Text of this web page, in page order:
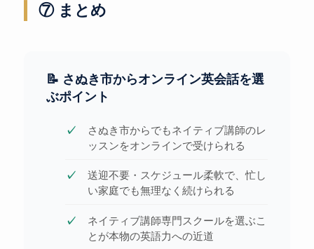
⑦ まとめ
📝 さぬき市からオンライン英会話を選
ぶポイント
さぬき市からでもネイティブ講師のレ
ッスンをオンラインで受けられる
送迎不要・スケジュール柔軟で、忙し
い家庭でも無理なく続けられる
ネイティブ講師専門スクールを選ぶこ
とが本物の英語力への近道